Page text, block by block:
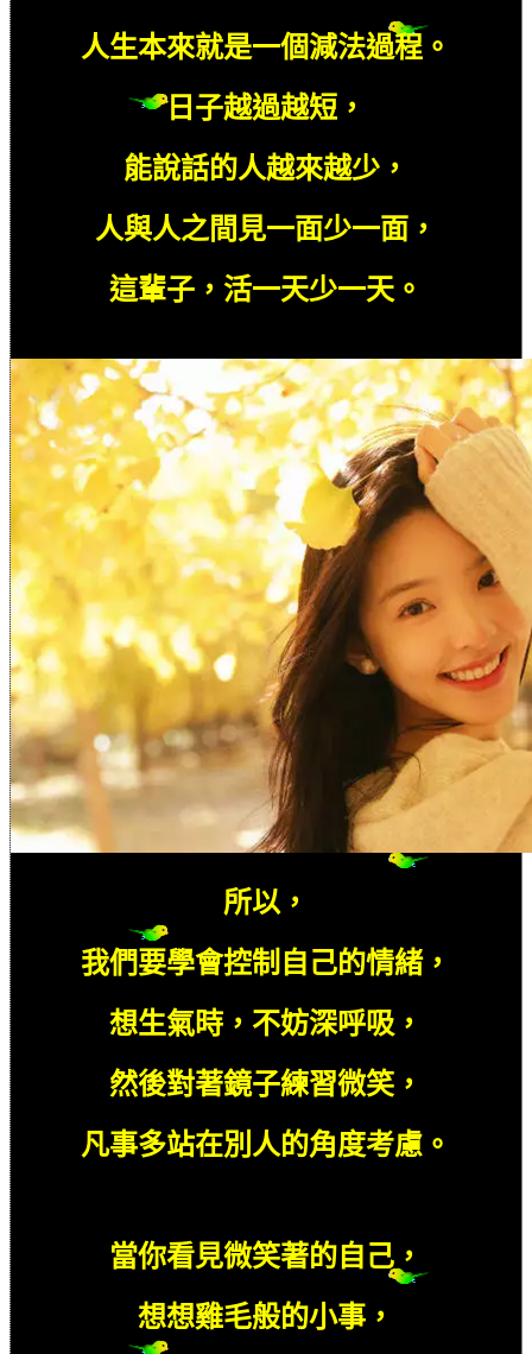
人生本來就是一個減法過程。
日子越過越短，
能說話的人越來越少，
人與人之間見一面少一面，
這輩子，活一天少一天。
所以，
我們要學會控制自己的情緒，
想生氣時，不妨深呼吸，
然後對著鏡子練習微笑，
凡事多站在別人的角度考慮。
當你看見微笑著的自己，
想想雞毛般的小事，